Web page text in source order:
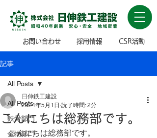
お問い合わせ 採用情報 CSR活動
記事
All Posts
鉄骨部門
金物部門
All Posts
こんにちは総務部です。
日伸鉄工建設
2024年5月1日 読了時間: 2分
こんにちは総務部です。